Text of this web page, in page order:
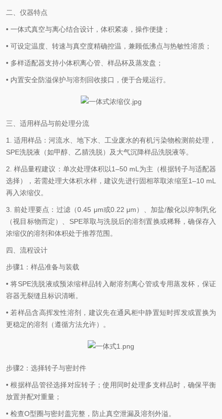
二、仪器特点
• 一体式真空与离心结合设计，体积紧凑，操作便捷；
• 可设定温度、转速与真空度精确控温，兼顾低沸点与热敏性溶质；
• 多样适配器支持小体积离心管、样品杯及蒸发盘；
• 内置安全防溢保护与溶剂回收接口，便于合规运行。
三、适用样品与前处理分流
1. 适用样品：河流水、地下水、工业废水的有机污染物检测前处理，
SPE洗脱液（如甲醇、乙腈洗脱）及大气沉降样品洗脱液等。
2. 样品量程建议：单次处理体积以1–50 mL为主（根据转子与适配器
选择），若需处理大体积水样，建议先进行固相萃取浓缩至1–10 mL
再入浓缩仪。
3. 前处理要点：过滤（0.45 μm或0.22 μm）、加盐/酸化以抑制乳化
（视目标物而定）、SPE萃取与洗脱后的溶剂置换或稀释，确保存入
浓缩仪的溶剂和体积处于推荐范围。
四、流程设计
步骤1：样品准备与装载
• 将SPE洗脱液或预浓缩样品转入耐溶剂离心管或专用蒸发杯，保证
容器无裂缝且标识清晰。
• 若样品含高挥发性溶剂，建议先在通风柜中静置短时挥发或置换为
更稳定的溶剂（遵循方法允许）。
步骤2：选择转子与密封件
• 根据样品管径选择对应转子；使用同时处理多支样品时，确保平衡
放置并配对重量；
• 检查O型圈与密封盖完整，防止真空泄漏及溶剂外溢。